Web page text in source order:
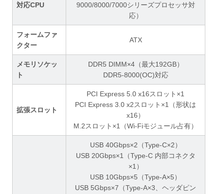
対応CPU
9000/8000/7000シリーズプロセッサ対
応）
フォームファ
クター
ATX
メモリソケッ
ト
DDR5 DIMM×4（最大192GB）
DDR5-8000(OC)対応
拡張スロット
PCI Express 5.0 x16スロット×1
PCI Express 3.0 x2スロット×1（形状は
x16）
M.2スロット×1（Wi-Fiモジュール占有）
USB 40Gbps×2（Type-C×2）
USB 20Gbps×1（Type-C 内部コネクタ
×1）
USB 10Gbps×5（Type-A×5）
USB 5Gbps×7（Type-A×3、ヘッダピン